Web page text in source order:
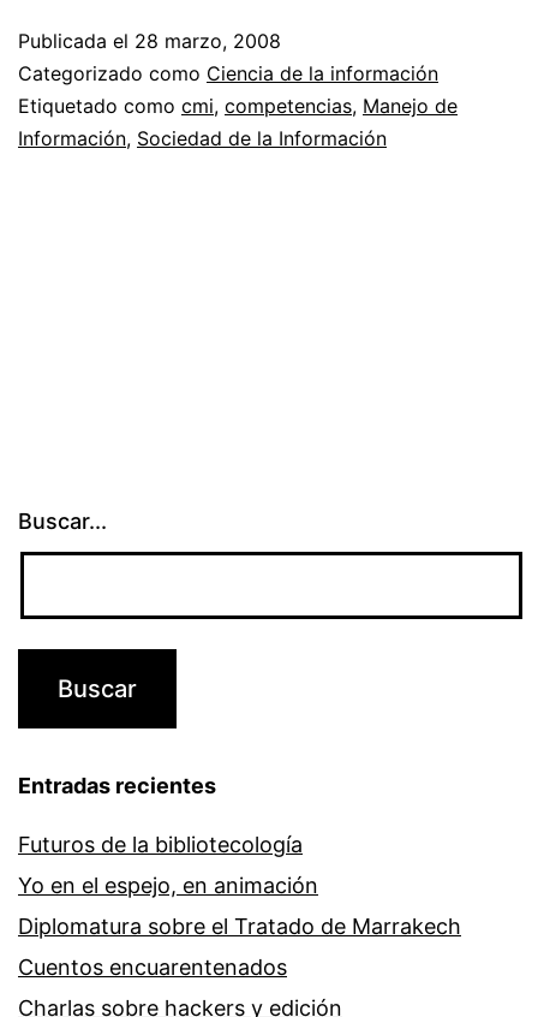
Manejo
de
Información
Publicada el 28 marzo, 2008
Categorizado como Ciencia de la información
Etiquetado como cmi, competencias, Manejo de
Información, Sociedad de la Información
Buscar...
Entradas recientes
Futuros de la bibliotecología
Yo en el espejo, en animación
Diplomatura sobre el Tratado de Marrakech
Cuentos encuarentenados
Charlas sobre hackers y edición